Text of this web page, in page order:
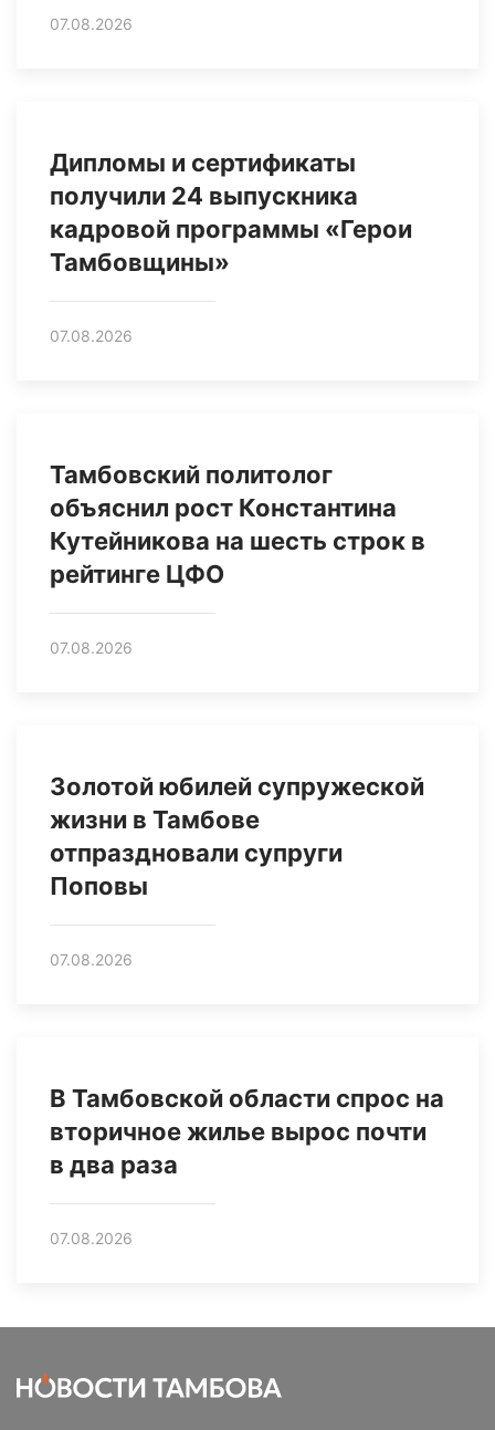
07.08.2026
Дипломы и сертификаты
получили 24 выпускника
кадровой программы «Герои
Тамбовщины»
07.08.2026
Тамбовский политолог
объяснил рост Константина
Кутейникова на шесть строк в
рейтинге ЦФО
07.08.2026
Золотой юбилей супружеской
жизни в Тамбове
отпраздновали супруги
Поповы
07.08.2026
В Тамбовской области спрос на
вторичное жилье вырос почти
в два раза
07.08.2026